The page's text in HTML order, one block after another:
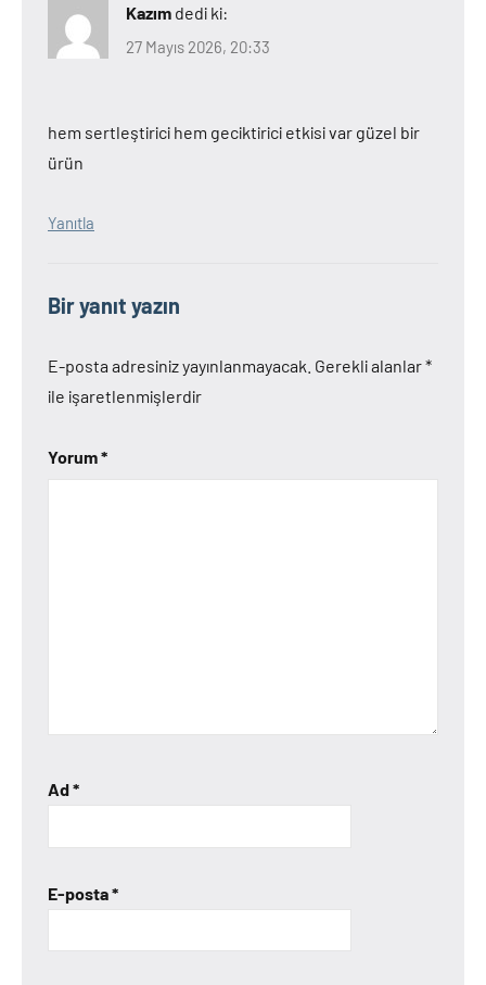
Kazım dedi ki:
27 Mayıs 2026, 20:33
hem sertleştirici hem geciktirici etkisi var güzel bir
ürün
Yanıtla
Bir yanıt yazın
E-posta adresiniz yayınlanmayacak. Gerekli alanlar*
ile işaretlenmişlerdir
Yorum*
Ad*
E-posta*